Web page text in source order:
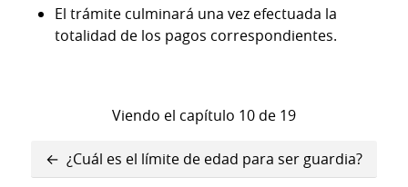
El trámite culminará una vez efectuada la
totalidad de los pagos correspondientes.
Viendo el capítulo 10 de 19
Enlaces
¿Cuál es el límite de edad para ser guardia?